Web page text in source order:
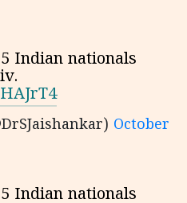
Indian nationals
October
Indian nationals